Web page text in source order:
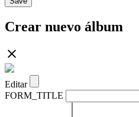
Crear nuevo álbum
Editar
FORM_TITLE